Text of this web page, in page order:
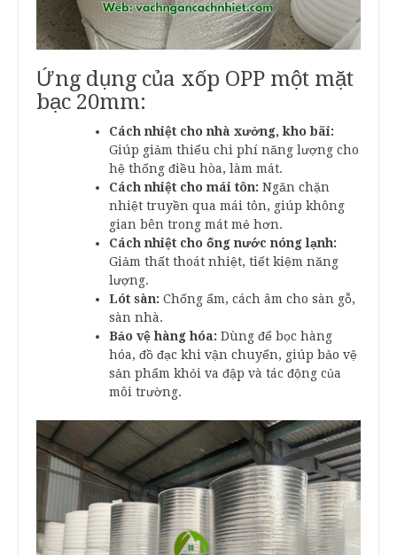
Ứng dụng của xốp OPP một mặt
bạc 20mm:
Cách nhiệt cho nhà xưởng, kho bãi:
Giúp giảm thiểu chi phí năng lượng cho
hệ thống điều hòa, làm mát.
Cách nhiệt cho mái tôn: Ngăn chặn
nhiệt truyền qua mái tôn, giúp không
gian bên trong mát mẻ hơn.
Cách nhiệt cho ống nước nóng lạnh:
Giảm thất thoát nhiệt, tiết kiệm năng
lượng.
Lót sàn: Chống ẩm, cách âm cho sàn gỗ,
sàn nhà.
Bảo vệ hàng hóa: Dùng để bọc hàng
hóa, đồ đạc khi vận chuyển, giúp bảo vệ
sản phẩm khỏi va đập và tác động của
môi trường.